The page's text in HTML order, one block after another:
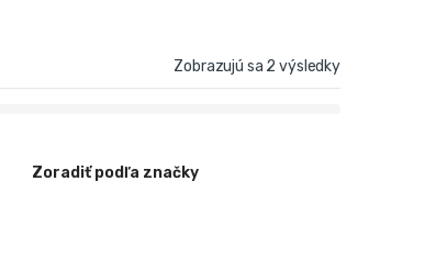
Zobrazujú sa 2 výsledky
Zoradiť podľa značky